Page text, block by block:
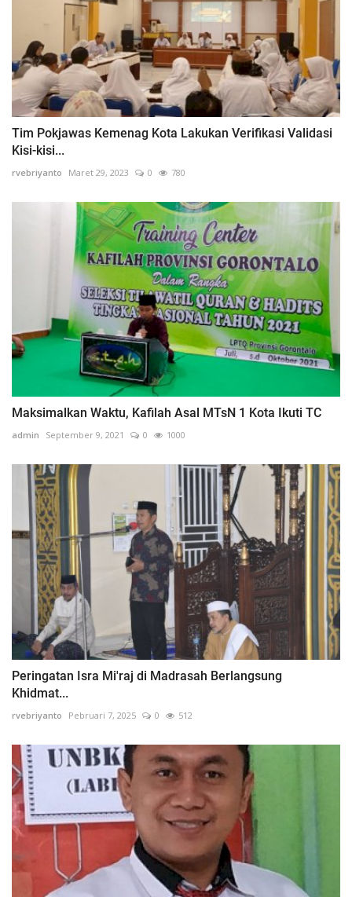
Tim Pokjawas Kemenag Kota Lakukan Verifikasi Validasi
Kisi-kisi...
rvebriyanto Maret 29, 2023 0 780
Maksimalkan Waktu, Kafilah Asal MTsN 1 Kota Ikuti TC
admin September 9, 2021 0 1000
Peringatan Isra Mi'raj di Madrasah Berlangsung
Khidmat...
rvebriyanto Pebruari 7, 2025 0 512